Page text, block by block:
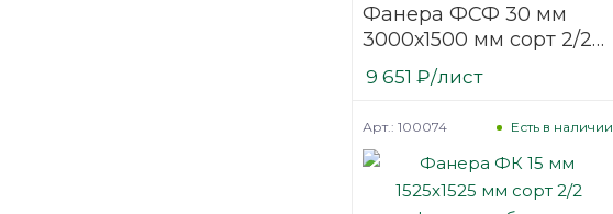
Фанера ФСФ 30 мм
3000х1500 мм сорт 2/2
шлифованная
березовая
9 651 ₽/лист
Есть в наличии
Арт.: 100074